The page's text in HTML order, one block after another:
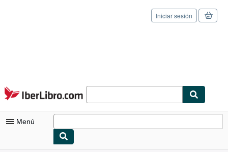
Pasar al contenido principal
IberLibro.com
Iniciar sesión
Menú